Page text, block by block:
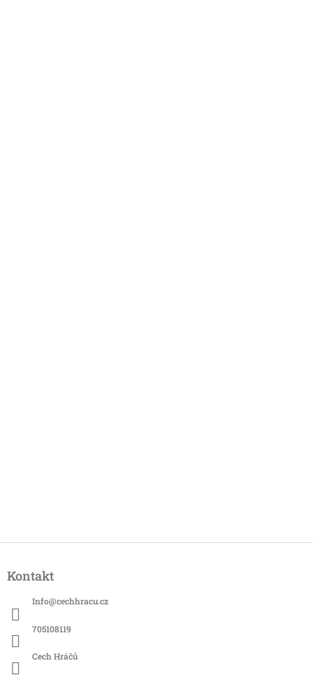
pKontakt
Info@cechhracu.cz
705108119
Cech Hráčů